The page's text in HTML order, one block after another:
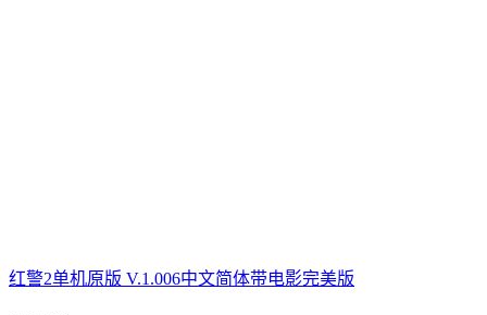
红警2单机原版 V.1.006中文简体带电影完美版